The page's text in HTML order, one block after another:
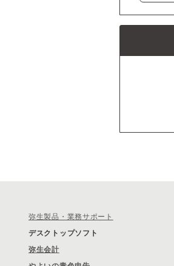
弥生製品・業務サポート
デスクトップソフト
弥生会計